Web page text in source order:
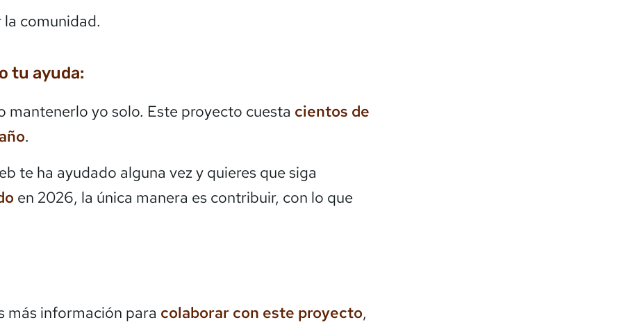
comunidad.
tu ayuda:
mantenerlo yo solo. Este proyecto cuesta cientos de
.
te ha ayudado alguna vez y quieres que siga
en 2026, la única manera es contribuir, con lo que
más información para colaborar con este proyecto,